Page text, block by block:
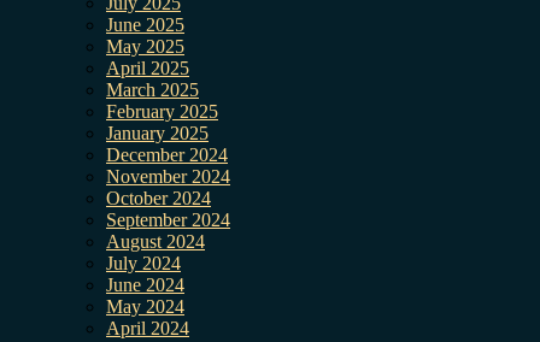
June 2025
May 2025
April 2025
March 2025
February 2025
January 2025
December 2024
November 2024
October 2024
September 2024
August 2024
July 2024
June 2024
May 2024
April 2024